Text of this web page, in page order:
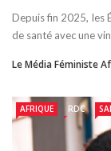
Depuis fin 2025, les
de santé avec une
Le Média Féministe
AFRIQUE RDC